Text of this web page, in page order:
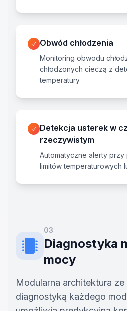
Obwód chłodzenia
Monitoring obwodu
chłodzonych cieczą z
temperatury
Detekcja usterek w
rzeczywistym
Automatyczne alerty
limitów temperaturowych
03
Diagnostyka
mocy
Modularna architektura ze
diagnostyką każdego